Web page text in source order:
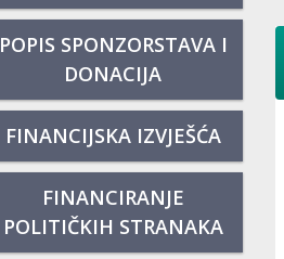
POPIS SPONZORSTAVA I
DONACIJA
FINANCIJSKA IZVJEŠĆA
FINANCIRANJE
POLITIČKIH STRANAKA